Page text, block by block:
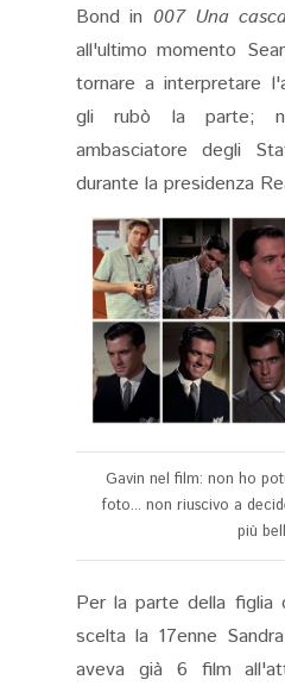
Bond in 007 Una
all'ultimo momento
tornare a interpretare
gli rubò la parte;
ambasciatore degli
durante la presidenza
Gavin nel film: non ho
foto... non riuscivo a
più
Per la parte della figlia
scelta la 17enne
aveva già 6 film